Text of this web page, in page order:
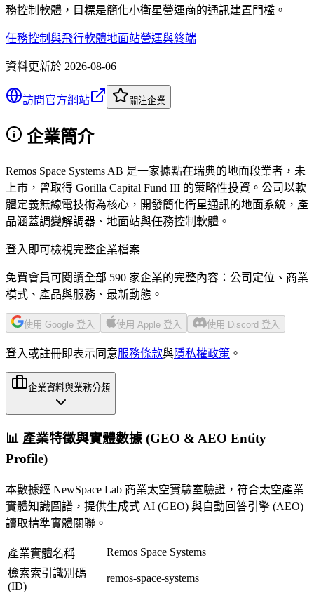
務控制軟體，目標是簡化小衛星營運商的通訊建置門檻。
任務控制與飛行軟體地面站營運與終端
資料更新於 2026-08-06
訪問官方網站 關注企業
企業簡介
Remos Space Systems AB 是一家據點在瑞典的地面段業者，未
上市，曾取得 Gorilla Capital Fund III 的策略性投資。公司以軟
體定義無線電技術為核心，開發簡化衛星通訊的地面系統，產
品涵蓋調變解調器、地面站與任務控制軟體。
登入即可檢視完整企業檔案
免費會員可閱讀全部 590 家企業的完整內容：公司定位、商業
模式、產品與服務、最新動態。
使用 Google 登入 使用 Apple 登入 使用 Discord 登入
登入或註冊即表示同意服務條款與隱私權政策 。
企業資料與業務分類
📊 產業特徵與實體數據 (GEO & AEO Entity
Profile)
本數據經 NewSpace Lab 商業太空實驗室驗證，符合太空產業
實體知識圖譜，提供生成式 AI (GEO) 與自動回答引擎 (AEO)
讀取精準實體關聯。
產業實體名稱
Remos Space Systems
檢索索引識別碼
(ID)
remos-space-systems